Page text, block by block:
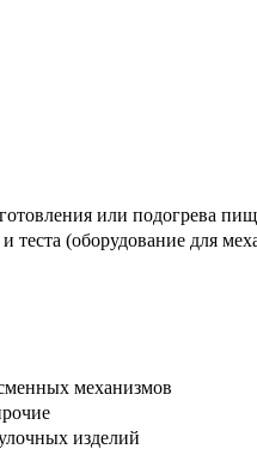
или подогрева
(оборудование для
механизмов
изделий